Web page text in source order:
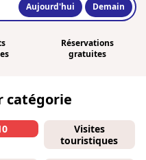
Aujourd'hui Demain
Réservations
gratuites
catégorie
Visites
touristiques